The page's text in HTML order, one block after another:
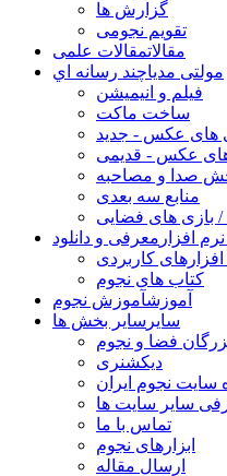
گزارش ها
تقویم نجومی
مقالاتمقالات علمی
مولتی مدیاچند رسانه اي
فیلم و انیمیشن
ساخت ماکت
های عکس - جدید
عکس - قدیمی
صدا و مصاحبه
منابع سه بعدی
/ بازی های فضایی
افزار معرفی و دانلود
افزارهای کاربردی
کتاب های نجوم
آموزشآموزش نجوم
سایر سایر بخش ها
فضا و نجوم
دیکشنری
سایت نجوم ایران
سایر سایت ها
تماس با ما
ابزارهای نجوم
ارسال مقاله